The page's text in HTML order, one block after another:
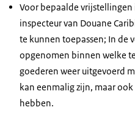
Voor bepaalde vrijstellingen
inspecteur van Douane
te kunnen toepassen; In de
opgenomen binnen welke
goederen weer uitgevoerd
kan eenmalig zijn, maar
hebben.